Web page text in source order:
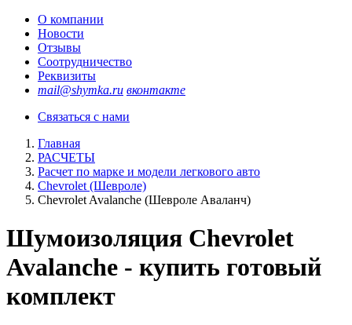
О компании
Новости
Отзывы
Соотрудничество
Реквизиты
mail@shymka.ru вконтакте
Связаться с нами
Главная
РАСЧЕТЫ
Расчет по марке и модели легкового авто
Chevrolet (Шевроле)
Chevrolet Avalanche (Шевроле Аваланч)
Шумоизоляция Chevrolet
Avalanche - купить готовый
комплект